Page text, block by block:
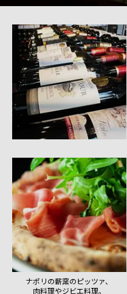
ナポリの薪窯のピッツァ、
肉料理やジビエ料理。